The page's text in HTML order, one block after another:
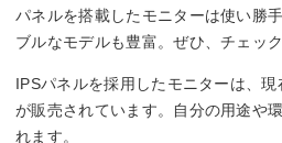
パネルを搭載したモニターは使い勝
ブルなモデルも豊富。ぜひ、チェッ
IPSパネルを採用したモニターは、
が販売されています。自分の用途や
れます。